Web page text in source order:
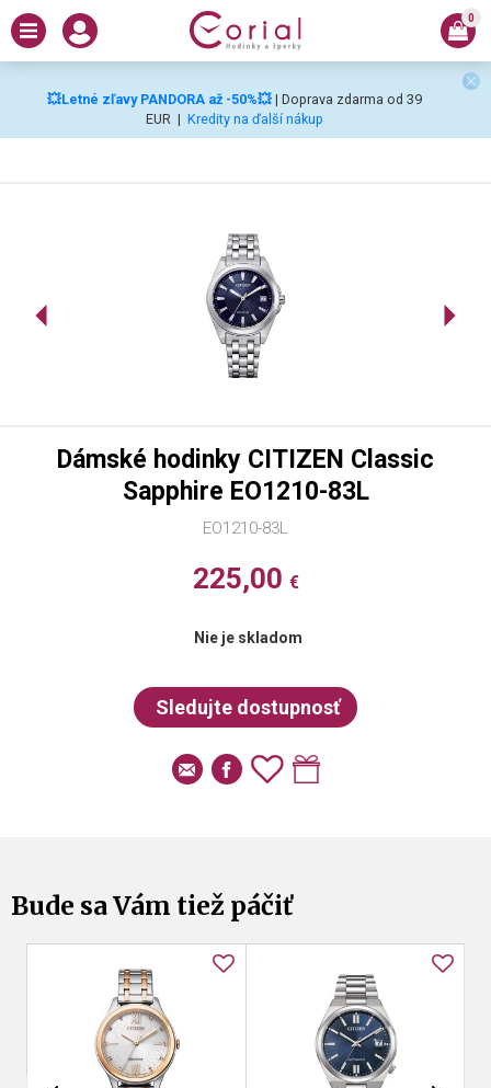
💥Letné zľavy PANDORA až -50%💥 | Doprava zdarma od 39
EUR | Kredity na ďalší nákup
0
EO1210-83L
Dámské hodinky CITIZEN Classic
Sapphire EO1210-83L
225,00 €
Nie je skladom
Bude sa Vám tiež páčiť